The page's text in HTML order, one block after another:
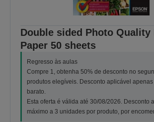
Double sided Photo Quality
Paper 50 sheets
Regresso às aulas
Compre 1, obtenha 50% de desconto no
produtos elegíveis. Desconto aplicável
barato.
Esta oferta é válida até 30/08/2026. Desconto
máximo a 3 unidades por produto, por